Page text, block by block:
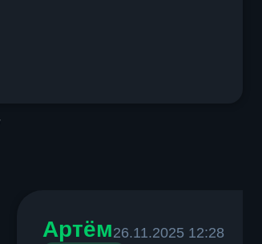
Артём26.11.2025 12:28